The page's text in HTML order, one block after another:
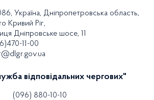
Україна, Дніпропетровська область,
Кривий Ріг,
Дніпровське шосе, 11
11-00
відповідальних чергових"
(096) 880-10-10